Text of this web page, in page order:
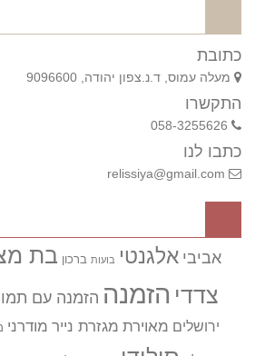
כתובת
מעלה עמוס, ד.נ.צפון יהודה, 9096600
התקשרו
כתבו לנו
אביבי אלגנטי בועות ברכון בת
צדדי הזמנה הזמנה עם
ירושלים מאוירת מגזרת נייר מודרני